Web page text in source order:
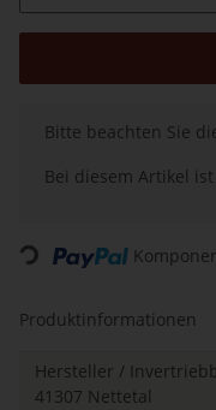
xBitte beachten Sie
Bei diesem Artikel
Loading...
Produktinformationen
Hersteller /
41307 Nettetal